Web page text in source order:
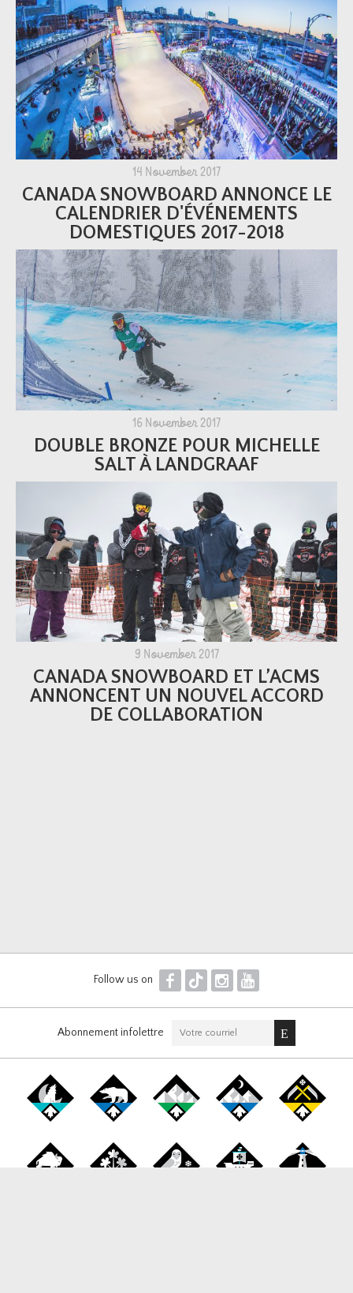
14 November 2017
CANADA SNOWBOARD ANNONCE LE
CALENDRIER D'ÉVÉNEMENTS
DOMESTIQUES 2017-2018
16 November 2017
DOUBLE BRONZE POUR MICHELLE
SALT À LANDGRAAF
9 November 2017
CANADA SNOWBOARD ET L’ACMS
ANNONCENT UN NOUVEL ACCORD
DE COLLABORATION
Follow us on F T I Y
Abonnement infolettre